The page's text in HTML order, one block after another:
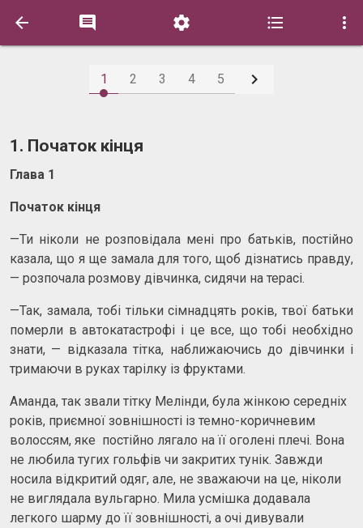
    
1 2 3 4 5 
1. Початок кінця
Глава 1
Початок кінця
—Ти ніколи не розповідала мені про батьків, постійно
казала, що я ще замала для того, щоб дізнатись правду,
— розпочала розмову дівчинка, сидячи на терасі.
—Так, замала, тобі тільки сімнадцять років, твої батьки
померли в автокатастрофі і це все, що тобі необхідно
знати, — відказала тітка, наближаючись до дівчинки і
тримаючи в руках тарілку із фруктами.
Аманда, так звали тітку Мелінди, була жінкою середніх
років, приємної зовнішності із темно-коричневим
волоссям, яке постійно лягало на її оголені плечі. Вона
не любила тугих гольфів чи закритих тунік. Завжди
носила відкритий одяг, але, не зважаючи на це, ніколи
не виглядала вульгарно. Мила усмішка додавала
легкого шарму до її зовнішності, а очі дивували